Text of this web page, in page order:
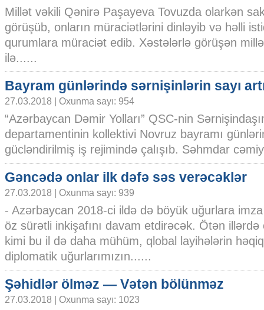
Millət vəkili Qənirə Paşayeva Tovuzda olarkən
görüşüb, onların müraciətlərini dinləyib və həlli
qurumlara müraciət edib. Xəstələrlə görüşən
ilə......
Bayram günlərində sərnişinlərin sayı
27.03.2018 | Oxunma sayı: 954
“Azərbaycan Dəmir Yolları” QSC-nin
departamentinin kollektivi Novruz bayramı
gücləndirilmiş iş rejimində çalışıb. Səhmdar
Gəncədə onlar ilk dəfə səs verəcəklər
27.03.2018 | Oxunma sayı: 939
- Azərbaycan 2018-ci ildə də böyük uğurlara
öz sürətli inkişafını davam etdirəcək. Ötən illərdə
kimi bu il də daha mühüm, qlobal layihələrin
diplomatik uğurlarımızın......
Şəhidlər ölməz — Vətən bölünməz
27.03.2018 | Oxunma sayı: 1023